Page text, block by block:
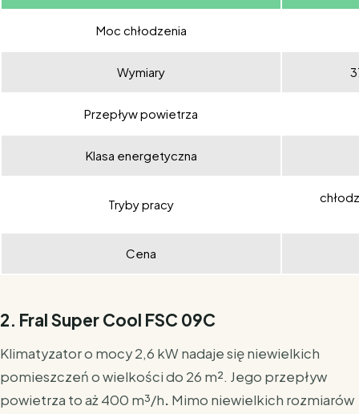
Moc chłodzenia
Wymiary
Przepływ powietrza
Klasa energetyczna
Tryby pracy
Cena
2. Fral Super Cool FSC 09C
Klimatyzator o mocy 2,6 kW nadaje się niewielkich
pomieszczeń o wielkości do 26 m². Jego przepływ
powietrza to aż400 m³/h. Mimo niewielkich rozmiarów